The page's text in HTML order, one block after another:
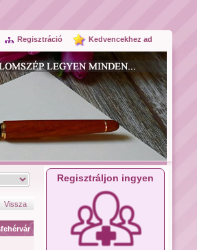
Kedvencekhez ad
Regisztráció
Vissza
Regisztráljon ingyen